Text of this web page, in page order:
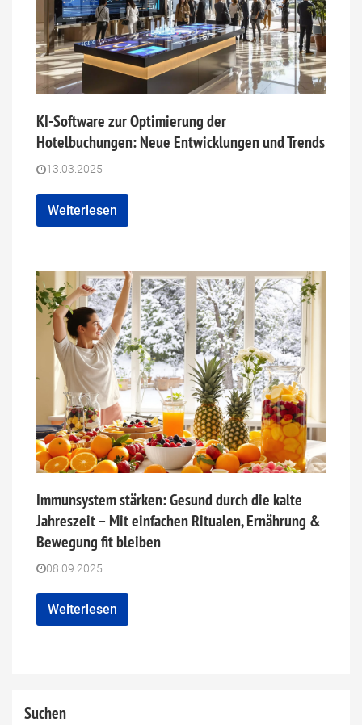
KI-Software zur Optimierung der
Hotelbuchungen: Neue Entwicklungen und Trends
13.03.2025
Weiterlesen
Immunsystem stärken: Gesund durch die kalte
Jahreszeit – Mit einfachen Ritualen, Ernährung &
Bewegung fit bleiben
08.09.2025
Weiterlesen
Suchen